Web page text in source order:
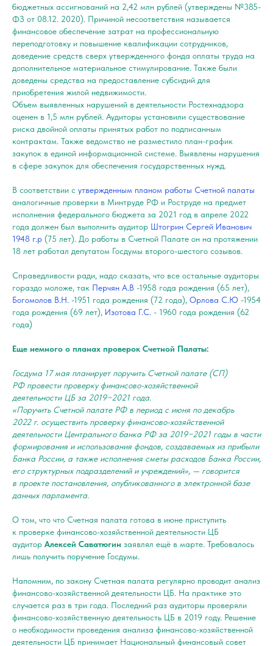
бюджетных ассигнований на 2,42 млн рублей (утверждены №385-
ФЗ от 08.12. 2020). Причиной несоответствия называется
финансовое обеспечение затрат на профессиональную
переподготовку и повышение квалификации сотрудников,
доведение средств сверх утвержденного фонда оплаты труда на
дополнительное материальное стимулирование. Также были
доведены средства на предоставление субсидий для
приобретения жилой недвижимости.
Объем выявленных нарушений в деятельности Ростехнадзора
оценен в 1,5 млн рублей. Аудиторы установили существование
риска двойной оплаты принятых работ по подписанным
контрактам. Также ведомство не разместило план-график
закупок в единой информационной системе. Выявлены нарушения
в сфере закупок для обеспечения государственных нужд.
В соответствии с утвержденным планом работы Счетной палаты
аналогичные проверки в Минтруде РФ и Роструде на предмет
исполнения федерального бюджета за 2021 год в апреле 2022
года должен был выполнить аудитор Штогрин Сергей Иванович
1948 г.р (75 лет). До работы в Счетной Палате он на протяжении
18 лет работал депутатом Госдумы второго-шестого созывов.
Справедливости ради, надо сказать, что все остальные аудиторы
гораздо моложе, так Перчян А.В -1958 года рождения (65 лет),
Богомолов В.Н. -1951 года рождения (72 года), Орлова С.Ю -1954
года рождения (69 лет), Изотова Г.С. - 1960 года рождения (62
года)
Еще немного о планах проверок Счетной Палаты:
Госдума 17 мая планирует поручить Счетной палате (СП)
РФ провести проверку финансово-хозяйственной
деятельности ЦБ за 2019−2021 года.
«Поручить Счетной палате РФ в период с июня по декабрь
2022 г. осуществить проверку финансово-хозяйственной
деятельности Центрального банка РФ за 2019−2021 годы в части
формирования и использования фондов, создаваемых из прибыли
Банка России, а также исполнения сметы расходов Банка России,
его структурных подразделений и учреждений», — говорится
в проекте постановления, опубликованного в электронной базе
данных парламента.
О том, что что Счетная палата готова в июне приступить
к проверке финансово-хозяйственной деятельности ЦБ
аудитор Алексей Саватюгин заявлял ещё в марте. Требовалось
лишь получить поручение Госдумы.
Напомним, по закону Счетная палата регулярно проводит анализ
финансово-хозяйственной деятельности ЦБ. На практике это
случается раз в три года. Последний раз аудиторы проверяли
финансово-хозяйственную деятельность ЦБ в 2019 году. Решение
о необходимости проведения анализа финансово-хозяйственной
деятельности ЦБ принимает Национальный финансовый совет